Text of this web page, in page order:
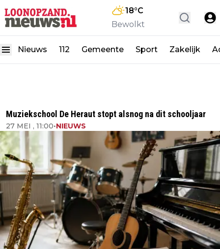
18°C
Bewolkt
Nieuws 112 Gemeente Sport Zakelijk
Muziekschool De Heraut stopt alsnog na dit schooljaar
27 MEI , 11:00•NIEUWS